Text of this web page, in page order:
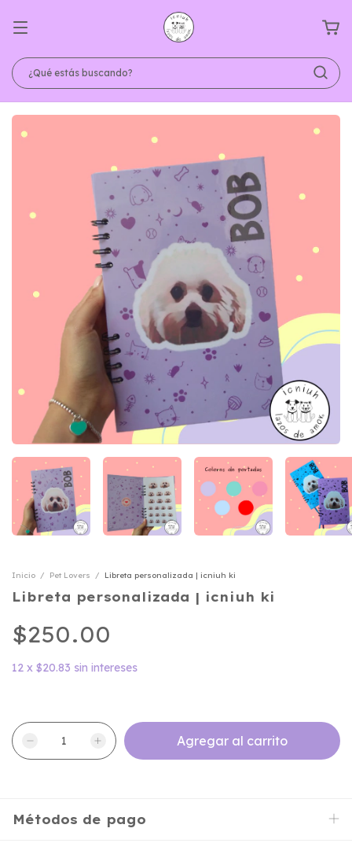
Inicio / Pet Lovers / Libreta personalizada | icniuh ki
Libreta personalizada | icniuh ki
$250.00
12 x $20.83 sin intereses
Métodos de pago